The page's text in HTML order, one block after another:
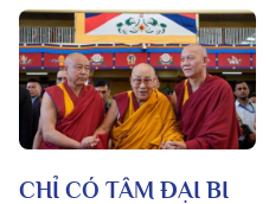
thấy toàn bộ vật chất tồn tại
trong một mạng nhằng nhịt các
kết nối. Khía cạnh quan trọng
nhất của sự sống không còn là
vật nữa, mà là mối liên hệ giữa
các vật.
CHỈ CÓ TÂM ĐẠI BI